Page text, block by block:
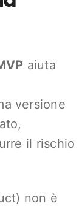
aiuta
versione
il rischio
non è